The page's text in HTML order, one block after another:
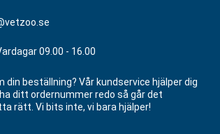
09.00 - 16.00
din beställning? Vår kundservice hjälper dig
ditt ordernummer redo så går det
rätt. Vi bits inte, vi bara hjälper!